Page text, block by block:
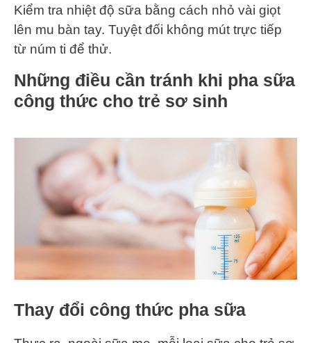
Kiểm tra nhiệt độ sữa bằng cách nhỏ vài giọt
lên mu bàn tay. Tuyệt đối không mút trực tiếp
từ núm ti để thử.
Những điều cần tránh khi pha sữa
công thức cho trẻ sơ sinh
Thay đổi công thức pha sữa